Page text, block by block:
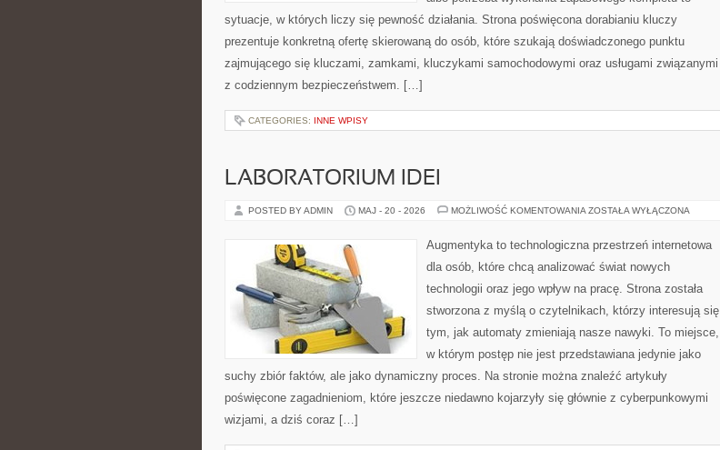
sytuacje, w których liczy się pewność działania. Strona poświęcona dorabianiu kluczy
prezentuje konkretną ofertę skierowaną do osób, które szukają doświadczonego punktu
zajmującego się kluczami, zamkami, kluczykami samochodowymi oraz usługami związanymi
z codziennym bezpieczeństwem. […]
CATEGORIES: INNE WPISY
LABORATORIUM IDEI
POSTED BY ADMIN MAJ - 20 - 2026 MOŻLIWOŚĆ KOMENTOWANIA LABORATORIUM
ZOSTAŁA WYŁĄCZONA
Augmentyka to technologiczna przestrzeń internetowa
dla osób, które chcą analizować świat nowych
technologii oraz jego wpływ na pracę. Strona została
stworzona z myślą o czytelnikach, którzy interesują się
tym, jak automaty zmieniają nasze nawyki. To miejsce,
w którym postęp nie jest przedstawiana jedynie jako
suchy zbiór faktów, ale jako dynamiczny proces. Na stronie można znaleźć artykuły
poświęcone zagadnieniom, które jeszcze niedawno kojarzyły się głównie z cyberpunkowymi
wizjami, a dziś coraz […]